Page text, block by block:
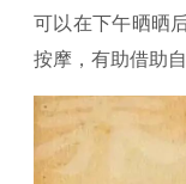
可以在下午晒晒
按摩，有助借助